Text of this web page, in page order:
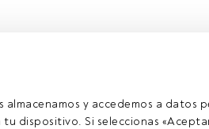
almacenamos y accedemos a datos
dispositivo. Si seleccionas
los usuarios registrados de
de todo el universo que ofrece
a FundsPeople